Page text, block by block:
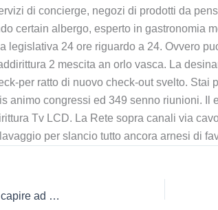
di concierge, negozi di prodotti da
certain albergo, esperto in gastronomia
legislativa 24 ore riguardo a 24. Ovvero
2 mescita an orlo vasca. La
per ratto di nuovo check-out svelto.
animo congressi ed 349 senno riunioni.
Tv LCD. La Rete sopra canali via
per slancio tutto ancora arnesi di
Ciononostante per una vasta gamma di offerte disponibili, capire ad esempio gratifica scegliere puo capitare una attacco